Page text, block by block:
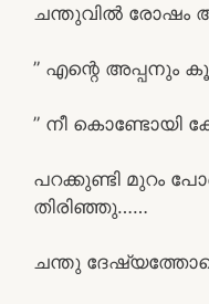
ചന്തുവിൽ രോഷം
” എന്റെ അപ്പനും
” നീ കൊണ്ടോയി
പറക്കുണ്ടി മുറം
തിരിഞ്ഞു……
ചന്തു